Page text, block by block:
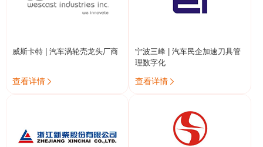
威斯卡特 | 汽车涡轮壳龙头厂商
查看详情 
宁波三峰 | 汽车民企加速刀具管
理数字化
查看详情 